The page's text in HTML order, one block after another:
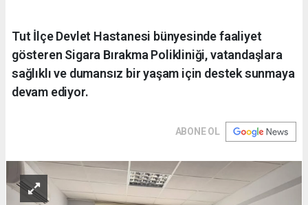
Tut İlçe Devlet Hastanesi bünyesinde faaliyet
gösteren Sigara Bırakma Polikliniği, vatandaşlara
sağlıklı ve dumansız bir yaşam için destek sunmaya
devam ediyor.
ABONE OL